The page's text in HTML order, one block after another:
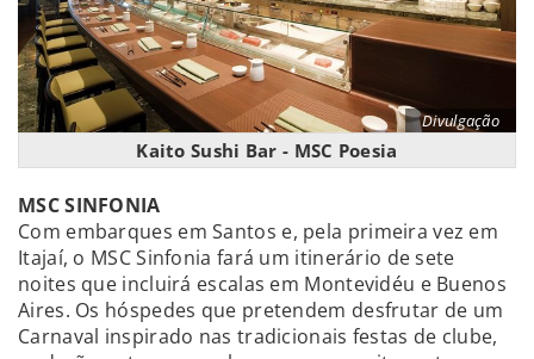
Divulgação
Kaito Sushi Bar - MSC Poesia
MSC SINFONIA
Com embarques em Santos e, pela primeira vez em
Itajaí, o MSC Sinfonia fará um itinerário de sete
noites que incluirá escalas em Montevidéu e Buenos
Aires. Os hóspedes que pretendem desfrutar de um
Carnaval inspirado nas tradicionais festas de clube,